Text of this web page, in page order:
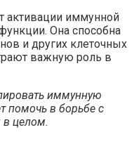
активации иммунной
Она способна
и других клеточных
важную роль в
иммунную
помочь в борьбе с
в целом.